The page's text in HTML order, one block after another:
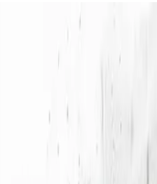
anden: behovsanalyse,